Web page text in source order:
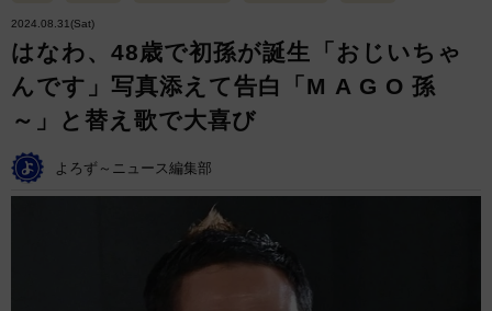
2024.08.31(Sat)
はなわ、48歳で初孫が誕生「おじいちゃ
んです」写真添えて告白「M A G O 孫
～」と替え歌で大喜び
よろず～ニュース編集部